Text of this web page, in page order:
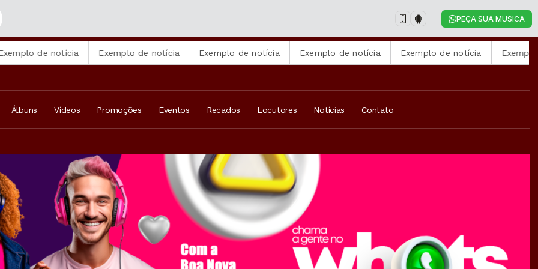
Manzotti
PEÇA SUA MUSICA
de notícia Exemplo de notícia Exemplo de notícia Exemplo de notícia Exemplo de notícia Exemplo de
Álbuns Vídeos Promoções Eventos Recados Locutores Notícias Contato